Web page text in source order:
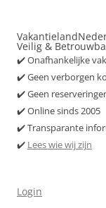
Veilig &
✔️ Onafhankelijke
✔️ Geen verborgen
✔️ Geen
✔️ Online sinds 2005
✔️ Transparante
✔️ Lees wie wij zijn
Login